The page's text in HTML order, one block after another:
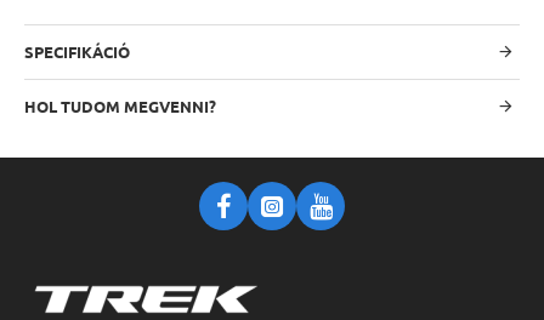
SPECIFIKÁCIÓ
HOL TUDOM MEGVENNI?